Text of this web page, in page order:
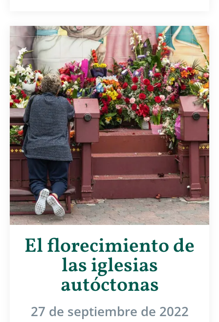
El florecimiento de
las iglesias
autóctonas
27 de septiembre de 2022